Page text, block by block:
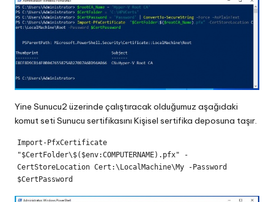
Yine Sunucu2 üzerinde çalıştıracak olduğumuz aşağıdaki
komut seti Sunucu sertifikasını Kişisel sertifika deposuna taşır.
Import-PfxCertificate
"$CertFolder\$($env:COMPUTERNAME).pfx" -
CertStoreLocation Cert:\LocalMachine\My -Password
$CertPassword